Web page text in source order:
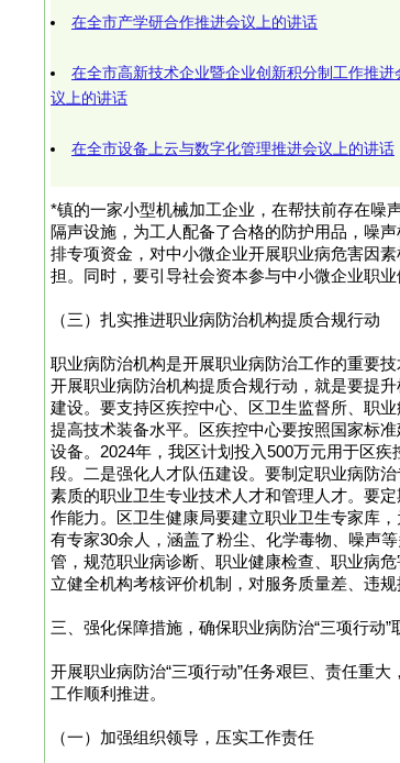
在全市产学研合作推进会议上的讲话
在全市高新技术企业暨企业创新积分制工作推进
议上的讲话
在全市设备上云与数字化管理推进会议上的讲话
*镇的一家小型机械加工企业，在帮扶前存在噪
隔声设施，为工人配备了合格的防护用品，噪
排专项资金，对中小微企业开展职业病危害因
担。同时，要引导社会资本参与中小微企业职
（三）扎实推进职业病防治机构提质合规行动
职业病防治机构是开展职业病防治工作的重要
开展职业病防治机构提质合规行动，就是要提
建设。要支持区疾控中心、区卫生监督所、职
提高技术装备水平。区疾控中心要按照国家标
设备。2024年，我区计划投入500万元用于区
段。二是强化人才队伍建设。要制定职业病防
素质的职业卫生专业技术人才和管理人才。要
作能力。区卫生健康局要建立职业卫生专家库
有专家30余人，涵盖了粉尘、化学毒物、噪声
管，规范职业病诊断、职业健康检查、职业病
立健全机构考核评价机制，对服务质量差、违
三、强化保障措施，确保职业病防治“三项行动”
开展职业病防治“三项行动”任务艰巨、责任重
工作顺利推进。
（一）加强组织领导，压实工作责任